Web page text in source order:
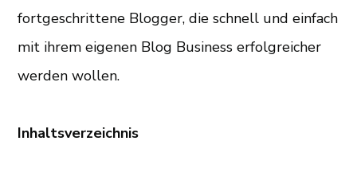
fortgeschrittene Blogger, die schnell und einfach
mit ihrem eigenen Blog Business erfolgreicher
werden wollen.
Inhaltsverzeichnis